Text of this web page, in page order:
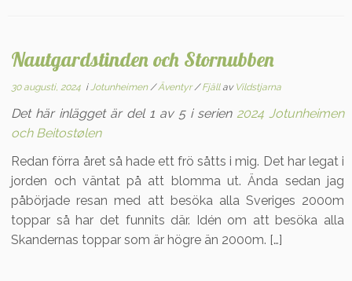
Nautgardstinden och Stornubben
30 augusti, 2024 iJotunheimen/Äventyr/Fjällav Vildstjarna
Det här inlägget är del 1 av 5 i serien 2024 Jotunheimen
och Beitostølen
Redan förra året så hade ett frö såtts i mig. Det har legat i
jorden och väntat på att blomma ut. Ända sedan jag
påbörjade resan med att besöka alla Sveriges 2000m
toppar så har det funnits där. Idén om att besöka alla
Skandernas toppar som är högre än 2000m. […]